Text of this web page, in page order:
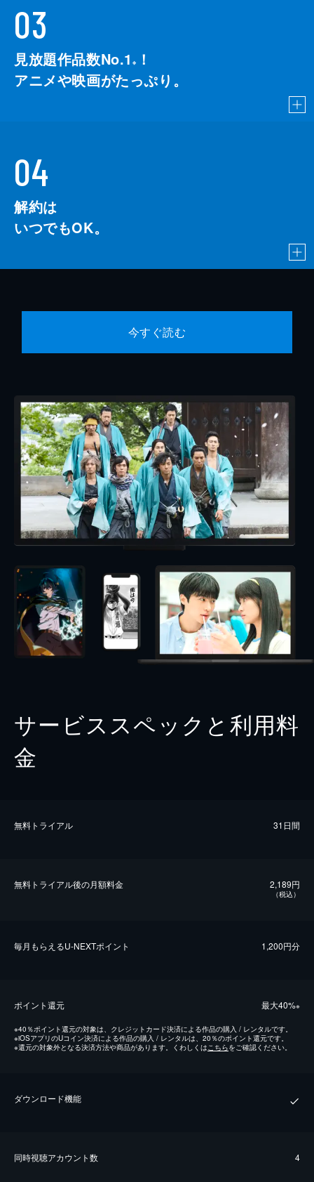
03
見放題作品数No.1 ※
！
アニメや映画がたっぷり。
04
解約は
いつでもOK。
今すぐ読む
サービススペックと利用料
金
無料トライアル 31日間
無料トライアル後の⽉額料金 2,189円
（税込）
毎⽉もらえるU-NEXTポイント 1,200円分
ポイント還元 最⼤40%※
※40％ポイント還元の対象は、クレジットカード決済による作品の購入 / レンタルです。
※iOSアプリのUコイン決済による作品の購入 / レンタルは、20％のポイント還元です。
※還元の対象外となる決済方法や商品があります。くわしくはこちらをご確認ください。
ダウンロード機能
同時視聴アカウント数 4